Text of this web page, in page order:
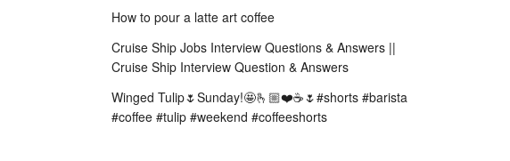
How to pour a latte art coffee
Cruise Ship Jobs Interview Questions & Answers ||
Cruise Ship Interview Question & Answers
Winged Tulip🌷Sunday!🤩🫰🏼❤️☕️🌷#shorts #barista
#coffee #tulip #weekend #coffeeshorts